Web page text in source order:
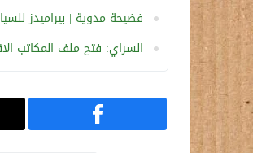
فضيحة مدوية | بيراميدز
السراي: فتح ملف المكاتب